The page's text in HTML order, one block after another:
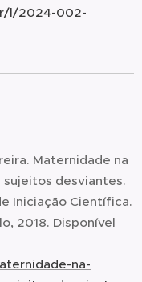
l/2024-002-
Maternidade na
desviantes.
Iniciação Científica.
2018. Disponível
na-